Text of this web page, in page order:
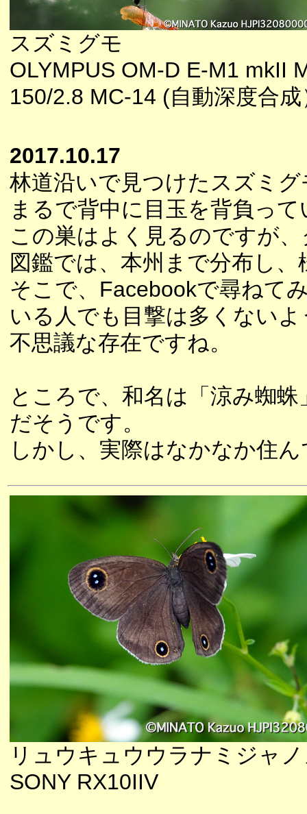
スズミグモ
OLYMPUS OM-D E-M1 mkII
150/2.8 MC-14 (自動深度合成
2017.10.17
林道沿いで見つけたスズミグ
まるで背中に目玉を背負っ
この巣はよく見るのですが
図鑑では、本州まで分布し
そこで、Facebookで尋ねて
いる人でも目撃は多くない
不思議な存在ですね。
ところで、和名は「涼み蜘
だそうです。
しかし、実際はなかなか住
リュウキュウウラナミジャ
SONY RX10IIV